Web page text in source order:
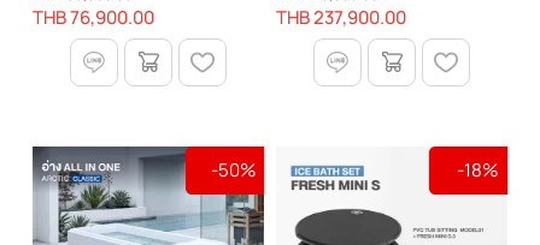
THB 76,900.00
แดง)
THB 237,900.00
-50% -18%